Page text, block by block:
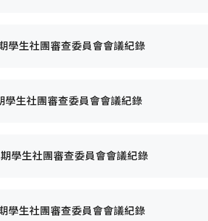
學生社團審查委員會會議紀錄
學生社團審查委員會會議紀錄
學生社團審查委員會會議紀錄
學生社團審查委員會會議紀錄